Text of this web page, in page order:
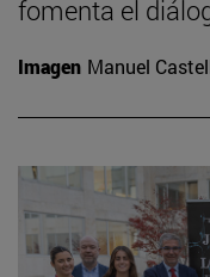
fomenta el
Imagen Manuel